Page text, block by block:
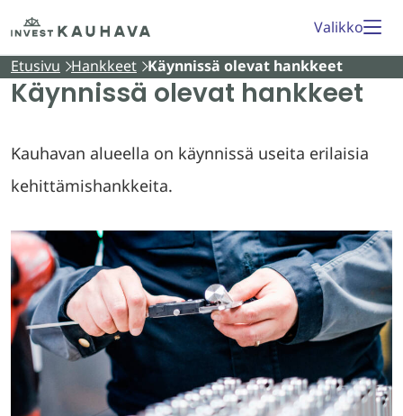
Siirry
Etusivu
Valikko
Etusivu Hankkeet Käynnissä olevat hankkeet
Käynnissä olevat hankkeet
Kauhavan alueella on käynnissä useita erilaisia
kehittämishankkeita.